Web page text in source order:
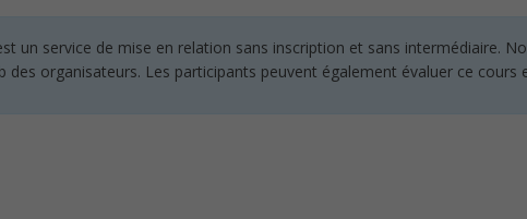
un service de mise en relation sans inscription et sans intermédiaire.
des organisateurs. Les participants peuvent également évaluer ce cours